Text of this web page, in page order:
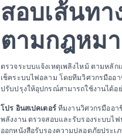
สอบเส้นท
ตามกฎหม
ตรวจระบบแจ้งเหตุเพลิงไหม้ ตามหลัก
เช็คระบบไฟอลาม โดยทีมวิศวกรมืออ
ปรับปรุงให้อุปกรณ์สามารถใช้งานได้อ
โปร อินสเปคเตอร์ ทีมงานวิศวกรมืออา
พลังงาน ตรวจสอบและรับรองระบบไฟ
ออกหนังสือรับรองความปลอดภัยประเ